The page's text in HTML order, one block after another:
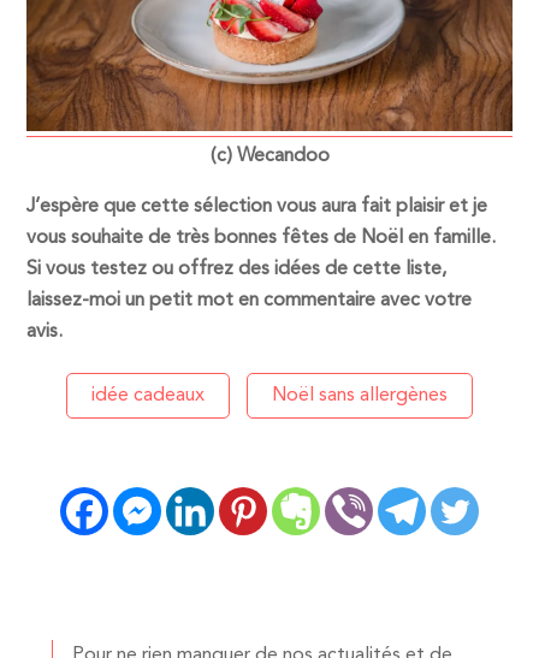
(c) Wecandoo
J’espère que cette sélection vous aura fait plaisir et je
vous souhaite de très bonnes fêtes de Noël en famille.
Si vous testez ou offrez des idées de cette liste,
laissez-moi un petit mot en commentaire avec votre
avis.
idée cadeaux Noël sans allergènes